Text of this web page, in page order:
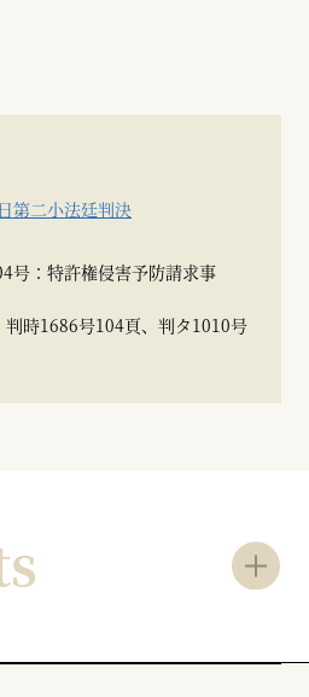
第二小法廷判決
号：特許権侵害予防請求事
判時1686号104頁、判タ1010号